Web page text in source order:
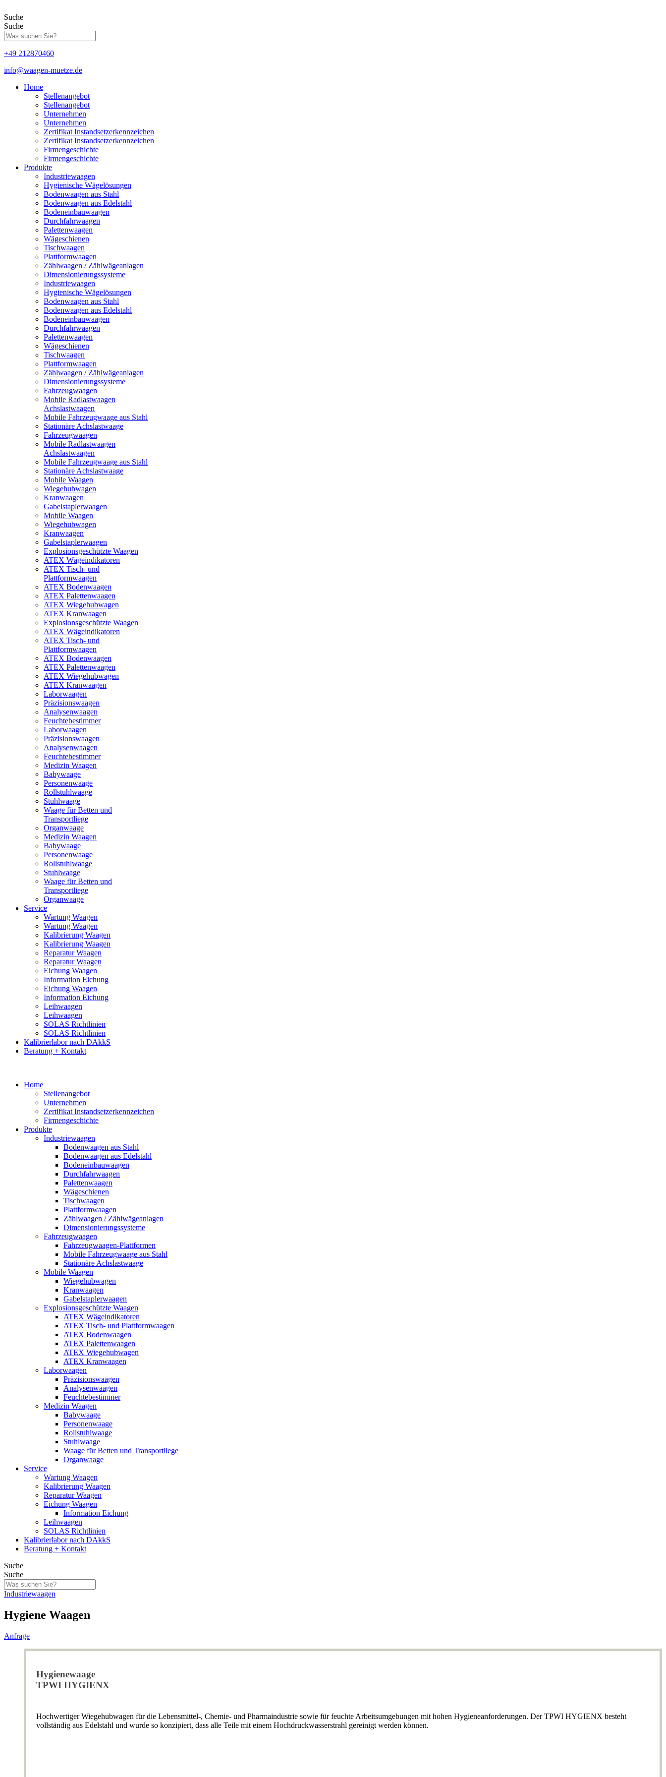
Inhalt
springen
Suche
Suche
+49 212870460
info@waagen-muetze.de
Home
Stellenangebot
Stellenangebot
Unternehmen
Unternehmen
Zertifikat Instandsetzerkennzeichen
Zertifikat Instandsetzerkennzeichen
Firmengeschichte
Firmengeschichte
Produkte
Industriewaagen
Hygienische Wägelösungen
Bodenwaagen aus Stahl
Bodenwaagen aus Edelstahl
Bodeneinbauwaagen
Durchfahrwaagen
Palettenwaagen
Wägeschienen
Tischwaagen
Plattformwaagen
Zählwaagen / Zählwägeanlagen
Dimensionierungssysteme
Industriewaagen
Hygienische Wägelösungen
Bodenwaagen aus Stahl
Bodenwaagen aus Edelstahl
Bodeneinbauwaagen
Durchfahrwaagen
Palettenwaagen
Wägeschienen
Tischwaagen
Plattformwaagen
Zählwaagen / Zählwägeanlagen
Dimensionierungssysteme
Fahrzeugwaagen
Mobile Radlastwaagen
Achslastwaagen
Mobile Fahrzeugwaage aus Stahl
Stationäre Achslastwaage
Fahrzeugwaagen
Mobile Radlastwaagen
Achslastwaagen
Mobile Fahrzeugwaage aus Stahl
Stationäre Achslastwaage
Mobile Waagen
Wiegehubwagen
Kranwaagen
Gabelstaplerwaagen
Mobile Waagen
Wiegehubwagen
Kranwaagen
Gabelstaplerwaagen
Explosionsgeschützte Waagen
ATEX Wägeindikatoren
ATEX Tisch- und
Plattformwaagen
ATEX Bodenwaagen
ATEX Palettenwaagen
ATEX Wiegehubwagen
ATEX Kranwaagen
Explosionsgeschützte Waagen
ATEX Wägeindikatoren
ATEX Tisch- und
Plattformwaagen
ATEX Bodenwaagen
ATEX Palettenwaagen
ATEX Wiegehubwagen
ATEX Kranwaagen
Laborwaagen
Präzisionswaagen
Analysenwaagen
Feuchtebestimmer
Laborwaagen
Präzisionswaagen
Analysenwaagen
Feuchtebestimmer
Medizin Waagen
Babywaage
Personenwaage
Rollstuhlwaage
Stuhlwaage
Waage für Betten und
Transportliege
Organwaage
Medizin Waagen
Babywaage
Personenwaage
Rollstuhlwaage
Stuhlwaage
Waage für Betten und
Transportliege
Organwaage
Service
Wartung Waagen
Wartung Waagen
Kalibrierung Waagen
Kalibrierung Waagen
Reparatur Waagen
Reparatur Waagen
Eichung Waagen
Information Eichung
Eichung Waagen
Information Eichung
Leihwaagen
Leihwaagen
SOLAS Richtlinien
SOLAS Richtlinien
Kalibrierlabor nach DAkkS
Beratung + Kontakt
Home
Stellenangebot
Unternehmen
Zertifikat Instandsetzerkennzeichen
Firmengeschichte
Produkte
Industriewaagen
Bodenwaagen aus Stahl
Bodenwaagen aus Edelstahl
Bodeneinbauwaagen
Durchfahrwaagen
Palettenwaagen
Wägeschienen
Tischwaagen
Plattformwaagen
Zählwaagen / Zählwägeanlagen
Dimensionierungssysteme
Fahrzeugwaagen
Fahrzeugwaagen-Plattformen
Mobile Fahrzeugwaage aus Stahl
Stationäre Achslastwaage
Mobile Waagen
Wiegehubwagen
Kranwaagen
Gabelstaplerwaagen
Explosionsgeschützte Waagen
ATEX Wägeindikatoren
ATEX Tisch- und Plattformwaagen
ATEX Bodenwaagen
ATEX Palettenwaagen
ATEX Wiegehubwagen
ATEX Kranwaagen
Laborwaagen
Präzisionswaagen
Analysenwaagen
Feuchtebestimmer
Medizin Waagen
Babywaage
Personenwaage
Rollstuhlwaage
Stuhlwaage
Waage für Betten und Transportliege
Organwaage
Service
Wartung Waagen
Kalibrierung Waagen
Reparatur Waagen
Eichung Waagen
Information Eichung
Leihwaagen
SOLAS Richtlinien
Kalibrierlabor nach DAkkS
Beratung + Kontakt
Suche
Suche
Industriewaagen
Hygiene Waagen
Anfrage
Hygienewaage
TPWI HYGIENX
Hochwertiger Wiegehubwagen für die Lebensmittel-, Chemie- und Pharmaindustrie sowie für feuchte Arbeitsumgebungen mit hohen Hygieneanforderungen. Der TPWI HYGIENX besteht
vollständig aus Edelstahl und wurde so konzipiert, dass alle Teile mit einem Hochdruckwasserstrahl gereinigt werden können.